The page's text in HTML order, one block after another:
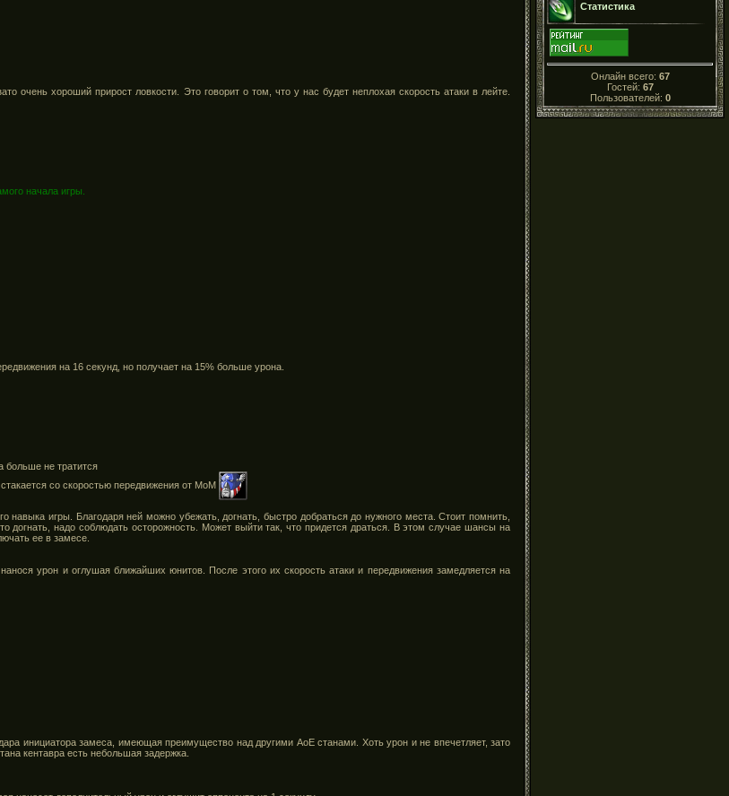
очень хороший прирост ловкости. Это говорит о том, что у нас будет неплохая скорость атаки в лейте.
начала игры.
на 16 секунд, но получает на 15% больше урона.
больше не тратится
со скоростью передвижения от МоМ
навыка игры. Благодаря ней можно убежать, догнать, быстро добраться до нужного места. Стоит помнить,
догнать, надо соблюдать осторожность. Может выйти так, что придется драться. В этом случае шансы на
ее в замесе.
урон и оглушая ближайших юнитов. После этого их скорость атаки и передвижения замедляется на
инициатора замеса, имеющая преимущество над другими АоЕ станами. Хоть урон и не впечетляет, зато
кентавра есть небольшая задержка.
Статистика
Онлайн всего: 67
Гостей: 67
Пользователей: 0